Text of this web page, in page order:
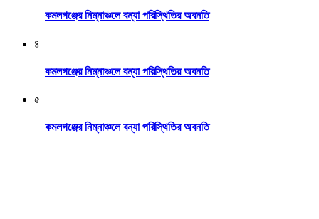
কমলগঞ্জের নিম্নাঞ্চলে বন্যা পরিস্থিতির অবনতি
৪
কমলগঞ্জের নিম্নাঞ্চলে বন্যা পরিস্থিতির অবনতি
৫
কমলগঞ্জের নিম্নাঞ্চলে বন্যা পরিস্থিতির অবনতি